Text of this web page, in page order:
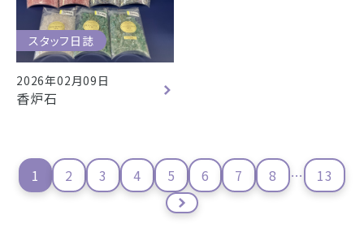
スタッフ日誌
2026年02月09日
香炉石
1 2 3 4 5 6 7 8 … 13